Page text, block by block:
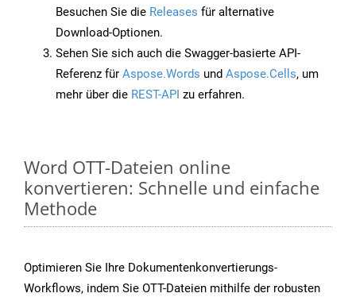
Besuchen Sie die Releases für alternative
Download-Optionen.
Sehen Sie sich auch die Swagger-basierte API-
Referenz für Aspose.Words und Aspose.Cells, um
mehr über die REST-API zu erfahren.
Word OTT-Dateien online
konvertieren: Schnelle und einfache
Methode
Optimieren Sie Ihre Dokumentenkonvertierungs-
Workflows, indem Sie OTT-Dateien mithilfe der robusten